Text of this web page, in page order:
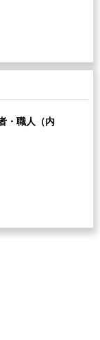
・職人（内